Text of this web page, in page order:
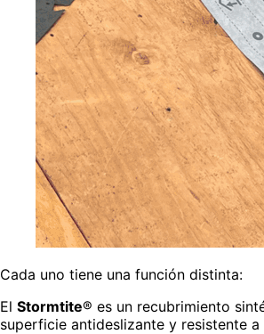
Cada uno tiene una función distinta:
El Stormtite® es un recubrimiento
superficie antideslizante y resistente a